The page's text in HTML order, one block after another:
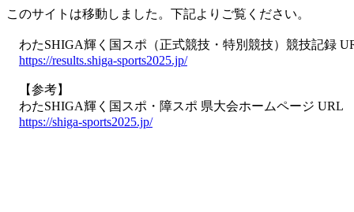
このサイトは移動しました。下記よりご覧ください。
わたSHIGA輝く国スポ（正式競技・特別競技）競技記録
https://results.shiga-sports2025.jp/
【参考】
わたSHIGA輝く国スポ・障スポ 県大会ホームページ URL
https://shiga-sports2025.jp/